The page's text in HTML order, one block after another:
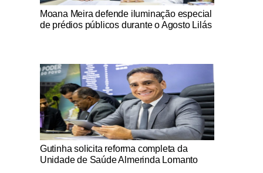
Notícias Católicas
Moana Meira defende iluminação especial
de prédios públicos durante o Agosto Lilás
Notícias Católicas
Gutinha solicita reforma completa da
Unidade de Saúde Almerinda Lomanto